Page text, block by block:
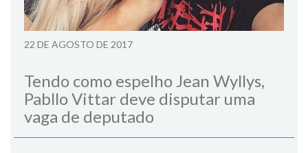
22 DE AGOSTO DE 2017
Tendo como espelho Jean Wyllys,
Pabllo Vittar deve disputar uma
vaga de deputado